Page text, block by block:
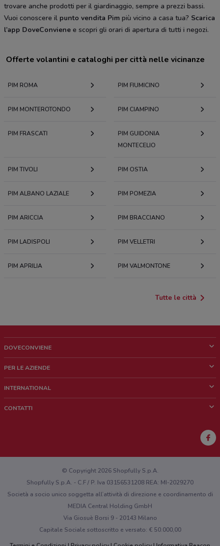
trovare anche prodotti per il giardinaggio, sempre a prezzi bassi.
Vuoi conoscere il punto vendita Pim più vicino a casa tua? Scarica
l’app DoveConviene e scopri gli orari di apertura di tutti i negozi.
Offerte volantini e cataloghi per città nelle vicinanze
PIM ROMA PIM FIUMICINO
PIM MONTEROTONDO PIM CIAMPINO
PIM FRASCATI
PIM GUIDONIA
MONTECELIO
PIM TIVOLI PIM OSTIA
PIM ALBANO LAZIALE PIM POMEZIA
PIM ARICCIA PIM BRACCIANO
PIM LADISPOLI PIM VELLETRI
PIM APRILIA PIM VALMONTONE
Tutte le città
DOVECONVIENE
Chi siamo
Lavora con noi
PER LE AZIENDE
Richieste commerciali e marketing
INTERNATIONAL
CONTATTI
Hai un malfunzionamento sul web o sull'app?
© Copyright 2026 Shopfully S.p.A.
Shopfully S.p.A. - C.F / P. Iva 03156531208 REA: MI-2029270
Società a socio unico soggetta all’attività di direzione e coordinamento di
MEDIA Central Holding GmbH
Via Giosuè Borsi 9 - 20143 Milano
Capitale Sociale sottoscritto e versato: € 50.000,00